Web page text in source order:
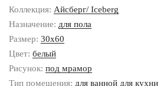
Коллекция: Айсберг/ Iceberg
Назначение: для пола
Размер: 30x60
Цвет: белый
Рисунок: под мрамор
Тип помещения: для ванной для кухни